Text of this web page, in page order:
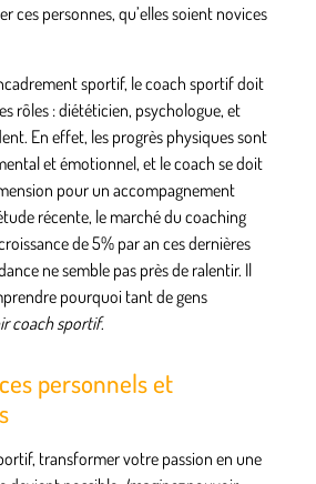
ces personnes, qu’elles soient novices
sportif, le coach sportif doit
rôles : diététicien, psychologue, et
En effet, les progrès physiques sont
et émotionnel, et le coach se doit
pour un accompagnement
récente, le marché du coaching
de 5% par an ces dernières
ne semble pas près de ralentir. Il
pourquoi tant de gens
coach sportif.
personnels et
, transformer votre passion en une